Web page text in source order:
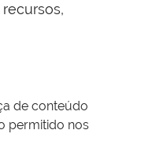
de conteúdo
permitido nos